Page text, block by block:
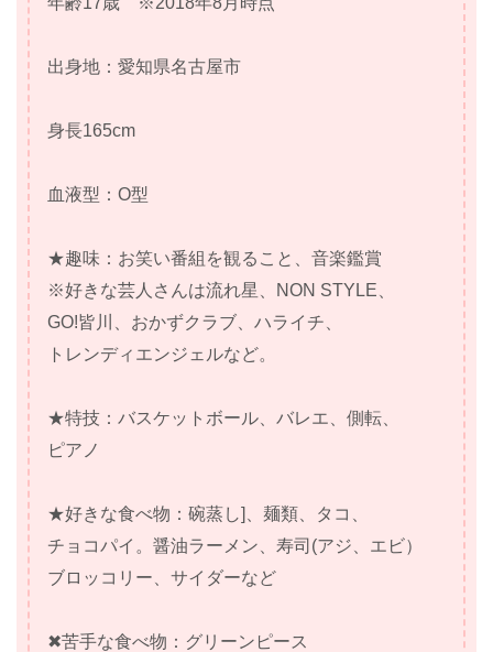
出身地：愛知県名古屋市
身長165cm
血液型：O型
★趣味：お笑い番組を観ること、音楽鑑賞
※好きな芸人さんは流れ星、NON STYLE、
GO!皆川、おかずクラブ、ハライチ、
トレンディエンジェルなど。
★特技：バスケットボール、バレエ、側転、
ピアノ
★好きな食べ物：碗蒸し]、麺類、タコ、
チョコパイ。醤油ラーメン、寿司(アジ、エビ）
ブロッコリー、サイダーなど
✖苦手な食べ物：グリーンピース